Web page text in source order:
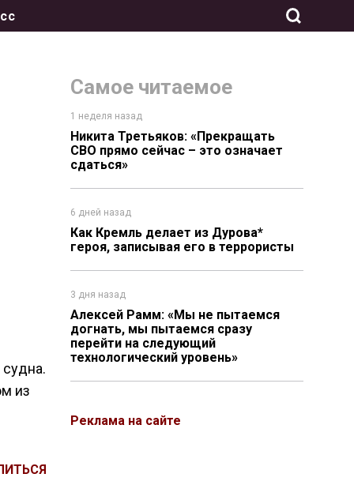
Самое читаемое
1 неделя назад
Никита Третьяков: «Прекращать
СВО прямо сейчас – это означает
сдаться»
6 дней назад
Как Кремль делает из Дурова*
героя, записывая его в террористы
3 дня назад
Алексей Рамм: «Мы не пытаемся
догнать, мы пытаемся сразу
перейти на следующий
технологический уровень»
Реклама на сайте
из